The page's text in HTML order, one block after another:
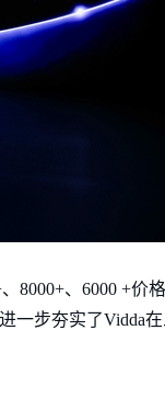
8000+、6000 +价
一步夯实了Vidda